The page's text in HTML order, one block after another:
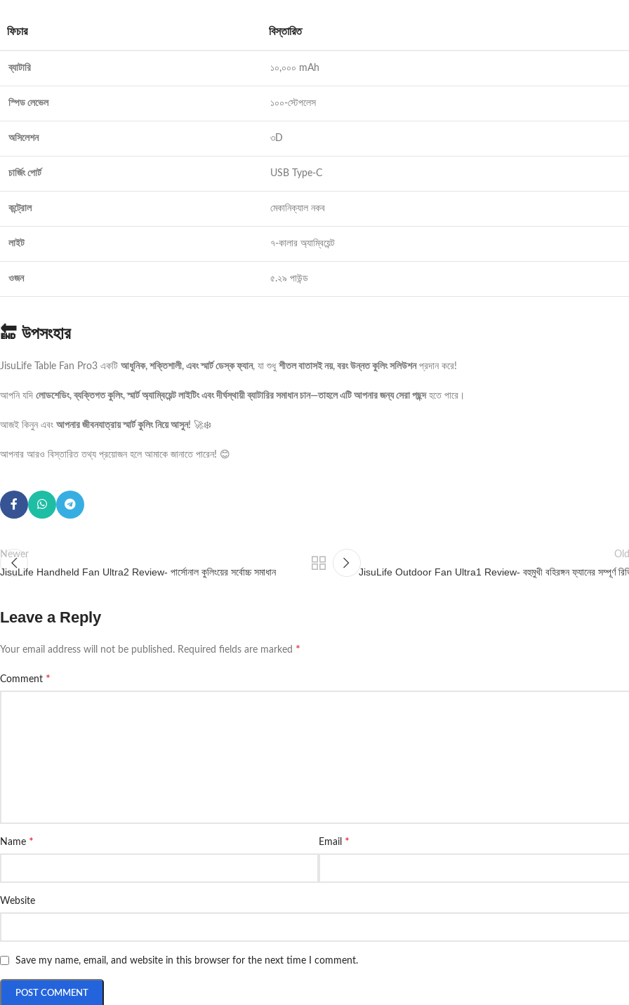
ফিচার বিস্তারিত
ব্যাটারি ১০,০০০ mAh
স্পিড লেভেল ১০০-স্টেপলেস
অসিলেশন ৩D
চার্জিং পোর্ট USB Type-C
কন্ট্রোল মেকানিক্যাল নকব
লাইট ৭-কালার অ্যাম্বিয়েন্ট
ওজন ৫.২৯ পাউন্ড
🔚 উপসংহার
JisuLife Table Fan Pro3 একটি আধুনিক, শক্তিশালী, এবং স্মার্ট ডেস্ক ফ্যান, যা শুধু শীতল বাতাসই নয়, বরং উন্নত কুলিং সলিউশনপ্রদান করে!
আপনি যদি লোডশেডিং, ব্যক্তিগত কুলিং, স্মার্ট অ্যাম্বিয়েন্ট লাইটিং এবং দীর্ঘস্থায়ী ব্যাটারির সমাধান চান—তাহলে এটি আপনার জন্য সেরা পছন্দহতে পারে।
আজই কিনুন এবং আপনার জীবনযাত্রায় স্মার্ট কুলিং নিয়ে আসুন! 🚀❄️
আপনার আরও বিস্তারিত তথ্য প্রয়োজন হলে আমাকে জানাতে পারেন! 😊
Newer
JisuLife Handheld Fan Ultra2 Review- পার্সোনাল কুলিংয়ের সর্বোচ্চ সমাধান JisuLife Outdoor Fan Ultra1 Review- বহুমুখী বহিরঙ্গন ফ্যানের সম্পূর্ণ
Leave a Reply
Your email address will not be published. Required fields are marked *
Comment *
Name * Email *
Website
Save my name, email, and website in this browser for the next time I comment.